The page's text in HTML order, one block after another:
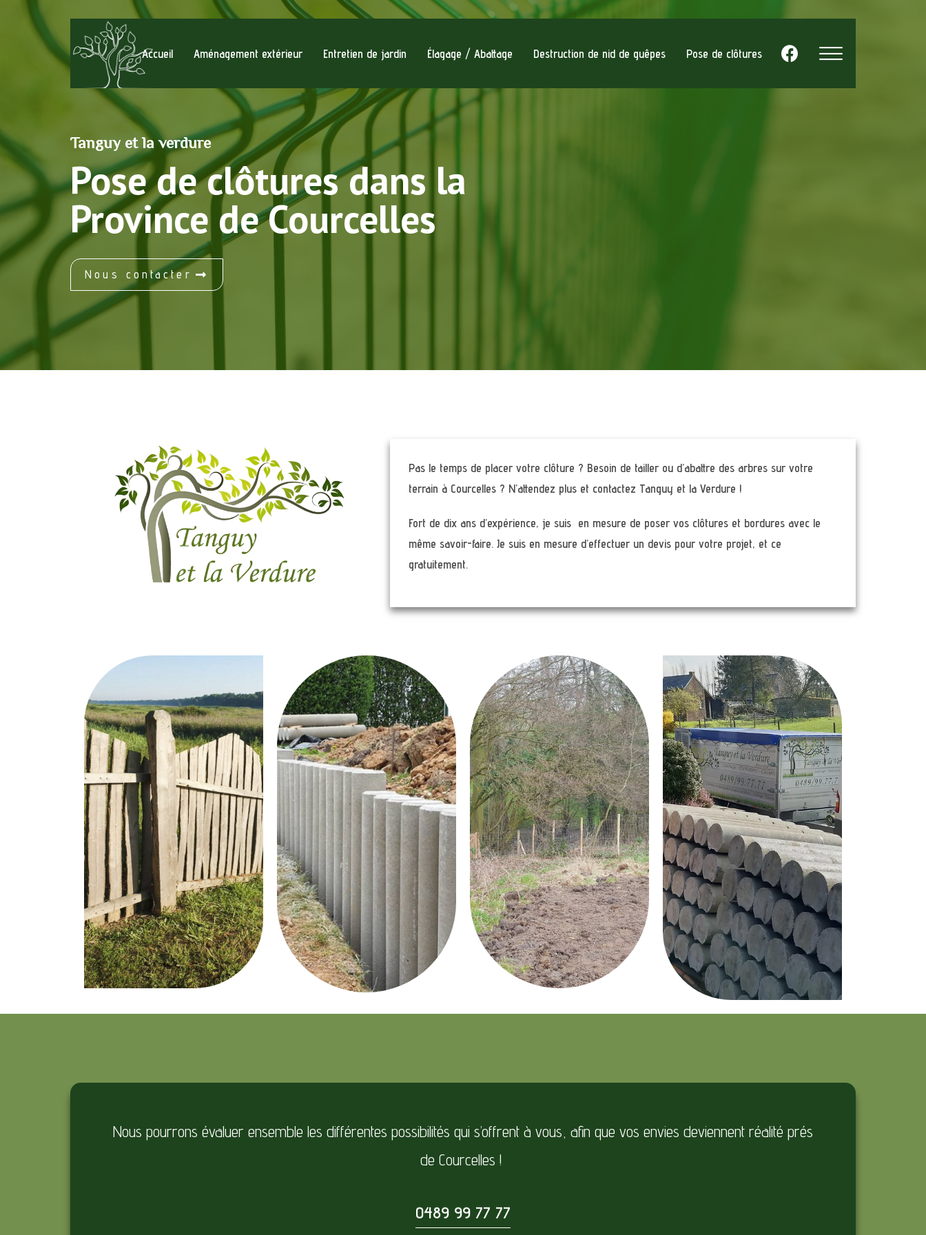
Accueil Aménagement extérieur Entretien de jardin Élagage / Abattage Destruction de nid de guêpes Pose de clôtures
Tanguy et la verdure
Pose de clôtures dans la
Province de Courcelles
Nous contacter
Pas le temps de placer votre clôture ? Besoin de tailler ou d’abattre des arbres sur votre
terrain à Courcelles ? N’attendez plus et contactez Tanguy et la Verdure !
Fort de dix ans d’expérience, je suis en mesure de poser vos clôtures et bordures avec le
même savoir-faire. Je suis en mesure d’effectuer un devis pour votre projet, et ce
gratuitement.
Nous pourrons évaluer ensemble les différentes possibilités qui s’offrent à vous, afin que vos envies deviennent réalité prés
de Courcelles !
0489 99 77 77